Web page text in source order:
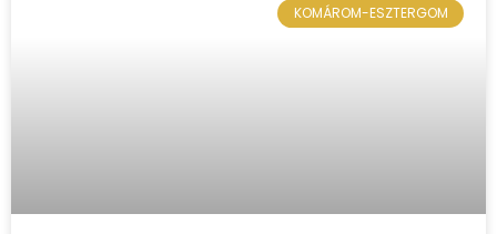
KOMÁROM-ESZTERGOM